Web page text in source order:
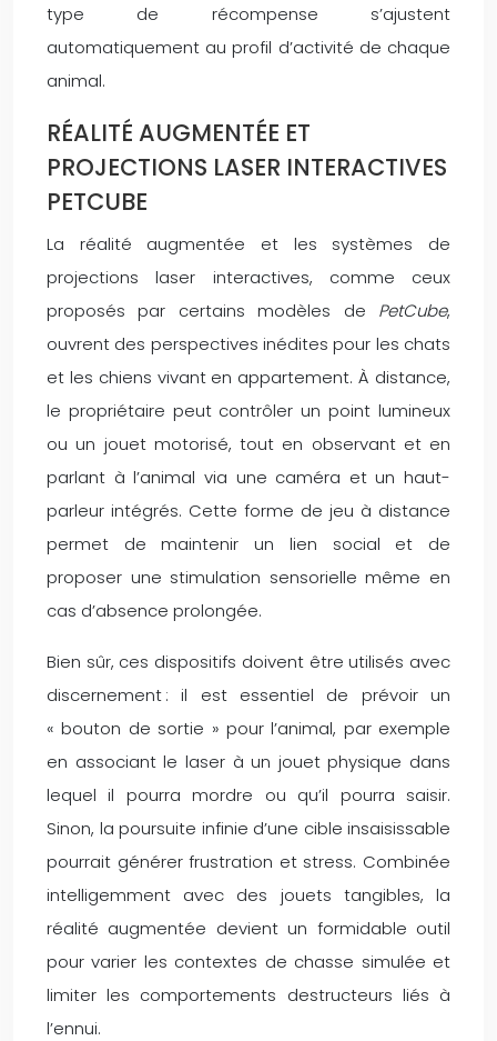
type de récompense s’ajustent
automatiquement au profil d’activité de chaque
animal.
RÉALITÉ AUGMENTÉE ET
PROJECTIONS LASER INTERACTIVES
PETCUBE
La réalité augmentée et les systèmes de
projections laser interactives, comme ceux
proposés par certains modèles de PetCube,
ouvrent des perspectives inédites pour les chats
et les chiens vivant en appartement. À distance,
le propriétaire peut contrôler un point lumineux
ou un jouet motorisé, tout en observant et en
parlant à l’animal via une caméra et un haut-
parleur intégrés. Cette forme de jeu à distance
permet de maintenir un lien social et de
proposer une stimulation sensorielle même en
cas d’absence prolongée.
Bien sûr, ces dispositifs doivent être utilisés avec
discernement : il est essentiel de prévoir un
« bouton de sortie » pour l’animal, par exemple
en associant le laser à un jouet physique dans
lequel il pourra mordre ou qu’il pourra saisir.
Sinon, la poursuite infinie d’une cible insaisissable
pourrait générer frustration et stress. Combinée
intelligemment avec des jouets tangibles, la
réalité augmentée devient un formidable outil
pour varier les contextes de chasse simulée et
limiter les comportements destructeurs liés à
l’ennui.